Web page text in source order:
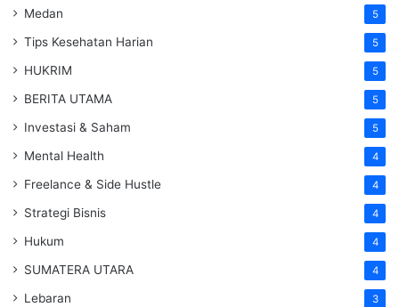
Medan 5
Tips Kesehatan Harian 5
HUKRIM 5
BERITA UTAMA 5
Investasi & Saham 5
Mental Health 4
Freelance & Side Hustle 4
Strategi Bisnis 4
Hukum 4
SUMATERA UTARA 4
Lebaran 3